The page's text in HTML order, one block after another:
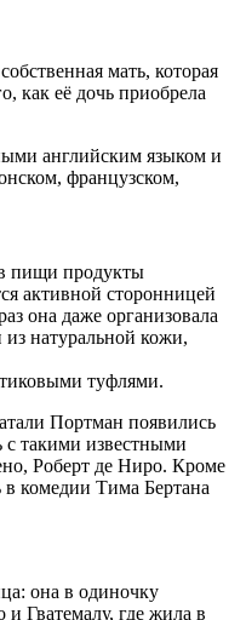
мать, которая
как её дочь приобрела
английским языком и
французском,
в пищи продукты
активной сторонницей
она даже организовала
натуральной кожи,
туфлями.
Портман появились
с такими известными
Роберт де Ниро. Кроме
в комедии Тима Бертана
она в одиночку
Гватемалу, где жила в